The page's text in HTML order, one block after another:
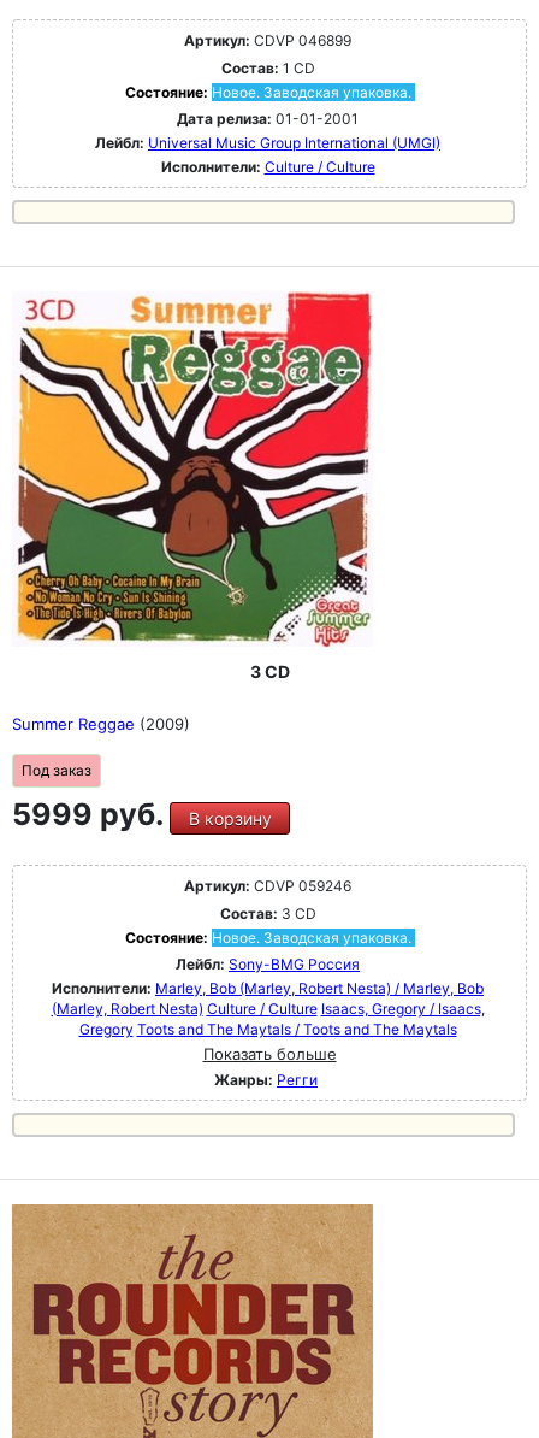
Артикул: CDVP 046899
Состав: 1 CD
Состояние: Новое. Заводская упаковка.
Дата релиза: 01-01-2001
Лейбл: Universal Music Group International (UMGI)
Исполнители: Culture / Culture
3 CD
Summer Reggae (2009)
Под заказ
5999 руб. В корзину
Артикул: CDVP 059246
Состав: 3 CD
Состояние: Новое. Заводская упаковка.
Лейбл: Sony-BMG Россия
Исполнители: Marley, Bob (Marley, Robert Nesta) / Marley, Bob
(Marley, Robert Nesta) Culture / Culture Isaacs, Gregory / Isaacs,
Gregory Toots and The Maytals / Toots and The Maytals
Показать больше
Жанры: Регги